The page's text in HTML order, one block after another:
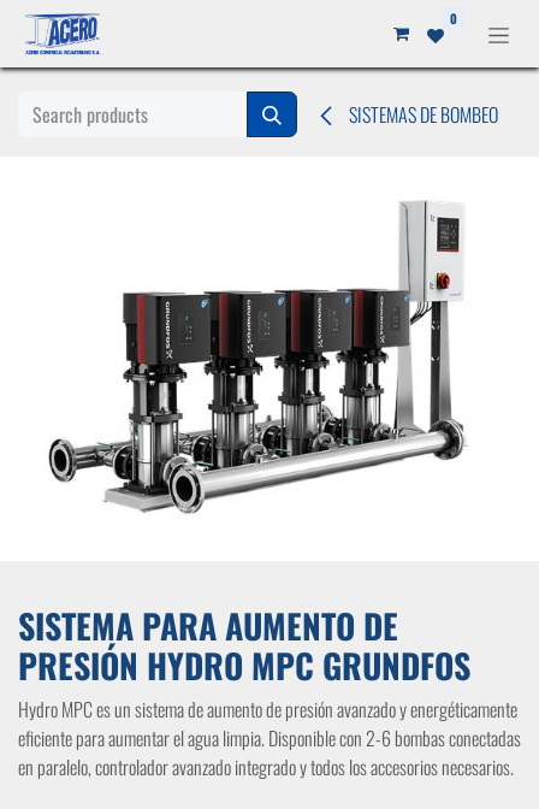
Ir al contenido 0
SISTEMAS DE BOMBEO
SISTEMA PARA AUMENTO DE
PRESIÓN HYDRO MPC GRUNDFOS
Hydro MPC es un sistema de aumento de presión avanzado y energéticamente
eficiente para aumentar el agua limpia. Disponible con 2-6 bombas conectadas
en paralelo, controlador avanzado integrado y todos los accesorios necesarios.